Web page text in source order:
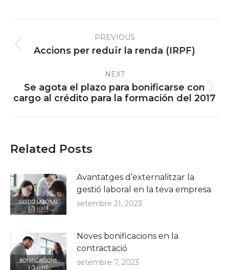
navigationPREVIOUS
Previous
Accions per reduïr la renda (IRPF)
NEXT
Next
post:
Se agota el plazo para bonificarse con
cargo al crédito para la formación del 2017
Related Posts
Avantatges d’externalitzar la
gestió laboral en la teva empresa
setembre 21, 2023
Noves bonificacions en la
contractació
setembre 7, 2023